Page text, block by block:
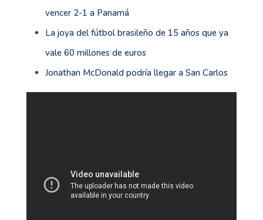
vencer 2-1 a Panamá
La joya del fútbol brasileño de 15 años que ya
vale 60 millones de euros
Jonathan McDonald podría llegar a San Carlos